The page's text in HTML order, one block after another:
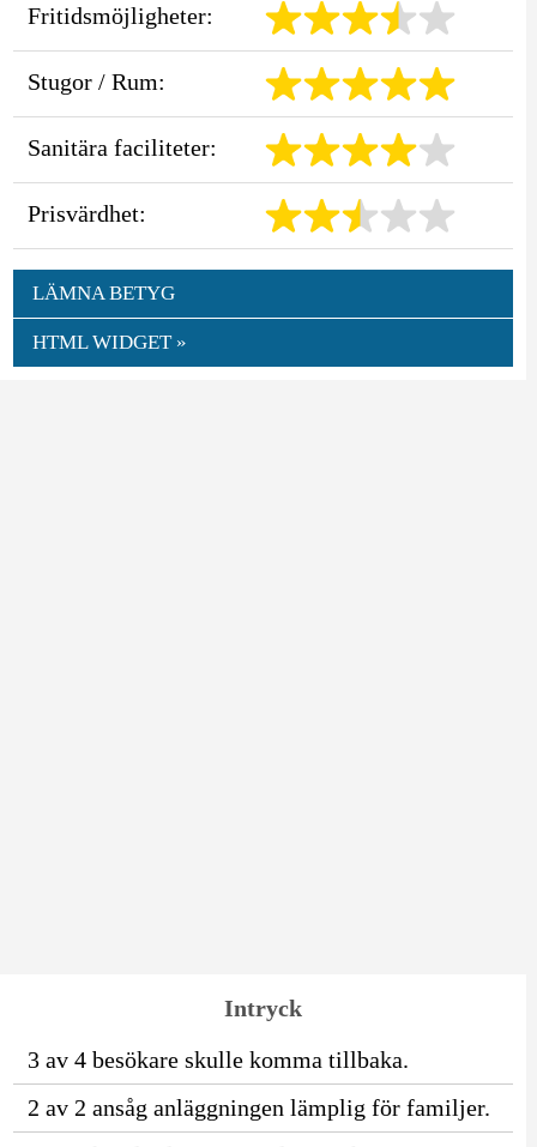
Fritidsmöjligheter:
Stugor / Rum:
Sanitära faciliteter:
Prisvärdhet:
LÄMNA BETYG
HTML WIDGET »
Intryck
3 av 4 besökare skulle komma tillbaka.
2 av 2 ansåg anläggningen lämplig för familjer.